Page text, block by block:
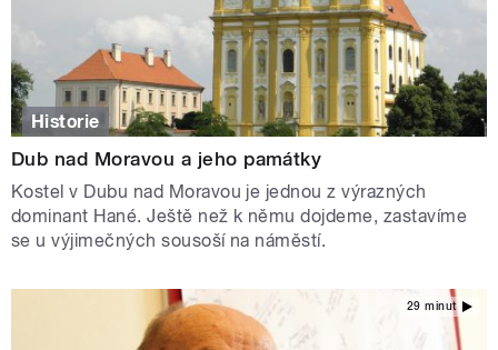
Historie
Dub nad Moravou a jeho památky
Kostel v Dubu nad Moravou je jednou z výrazných
dominant Hané. Ještě než k němu dojdeme, zastavíme
se u výjimečných sousoší na náměstí.
29 minut